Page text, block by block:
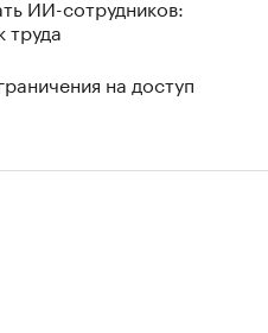
ИИ-сотрудников:
труда
на доступ